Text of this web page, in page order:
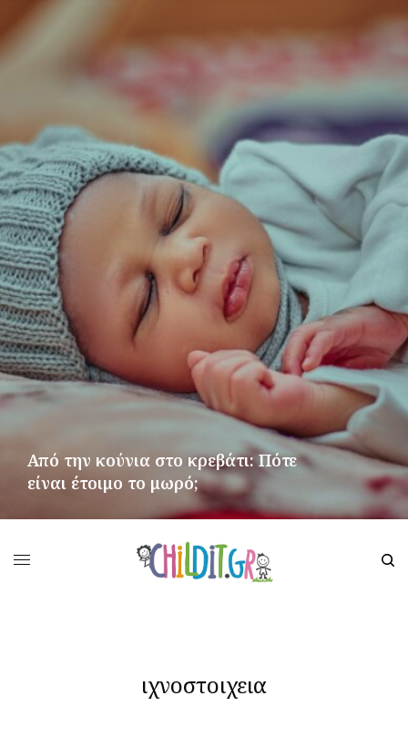
Από την κούνια στο κρεβάτι: Πότε
είναι έτοιμο το μωρό;
ιχνοστοιχεια